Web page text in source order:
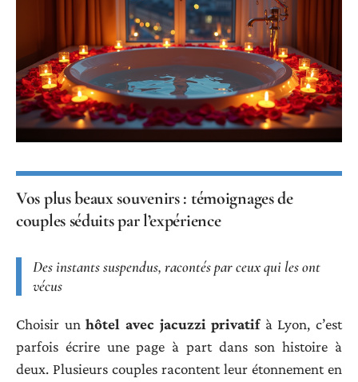
Vos plus beaux souvenirs : témoignages de
couples séduits par l’expérience
Des instants suspendus, racontés par ceux qui les ont
vécus
Choisir unhôtel avec jacuzzi privatifà Lyon, c’est
parfois écrire une page à part dans son histoire à
deux. Plusieurs couples racontent leur étonnement en